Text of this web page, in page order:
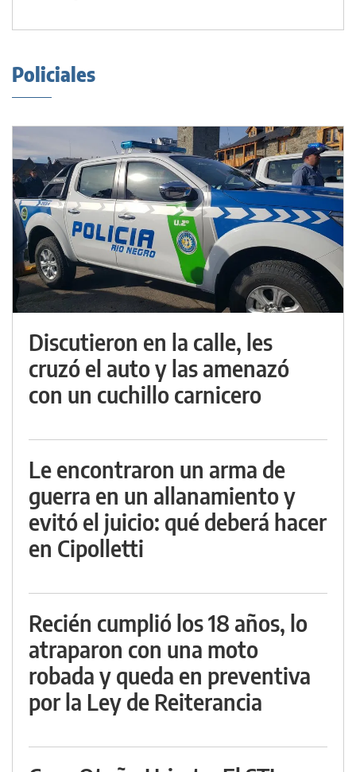
Policiales
Discutieron en la calle, les
cruzó el auto y las amenazó
con un cuchillo carnicero
Le encontraron un arma de
guerra en un allanamiento y
evitó el juicio: qué deberá hacer
en Cipolletti
Recién cumplió los 18 años, lo
atraparon con una moto
robada y queda en preventiva
por la Ley de Reiterancia